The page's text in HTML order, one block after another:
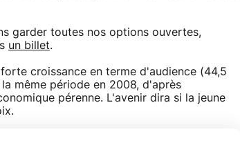
garder toutes nos options ouvertes,
un billet.
croissance en terme d'audience (44,5
même période en 2008, d'après
pérenne. L'avenir dira si la jeune